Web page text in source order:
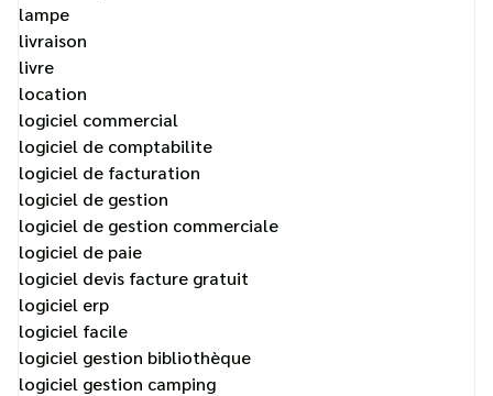
lampe
livraison
livre
location
logiciel commercial
logiciel de comptabilite
logiciel de facturation
logiciel de gestion
logiciel de gestion commerciale
logiciel de paie
logiciel devis facture gratuit
logiciel erp
logiciel facile
logiciel gestion bibliothèque
logiciel gestion camping